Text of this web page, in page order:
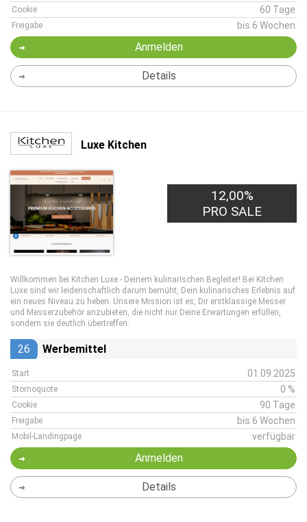
Cookie 60 Tage
Freigabe bis 6 Wochen
Anmelden
Details
Luxe Kitchen
12,00%
PRO SALE
Willkommen bei Kitchen Luxe - Deinem kulinarischen Begleiter! Bei Kitchen
Luxe sind wir leidenschaftlich darum bemüht, Dein kulinarisches Erlebnis auf
ein neues Niveau zu heben. Unsere Mission ist es, Dir erstklassige Messer
und Messerzubehör anzubieten, die nicht nur Deine Erwartungen erfüllen,
sondern sie deutlich übertreffen.
26 Werbemittel
Start 01.09.2025
Stornoquote 0 %
Cookie 90 Tage
Freigabe bis 6 Wochen
Mobil-Landingpage verfügbar
Anmelden
Details